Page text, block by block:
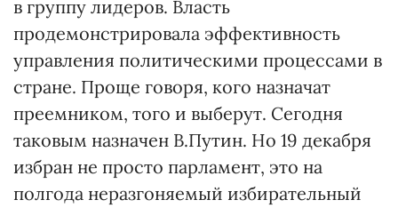
в группу лидеров. Власть
продемонстрировала эффективность
управления политическими процессами в
стране. Проще говоря, кого назначат
преемником, того и выберут. Сегодня
таковым назначен В.Путин. Но 19 декабря
избран не просто парламент, это на
полгода неразгоняемый избирательный